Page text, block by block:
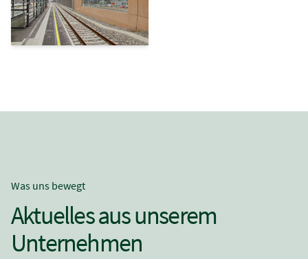
Was uns bewegt
Aktuelles aus unserem
Unternehmen